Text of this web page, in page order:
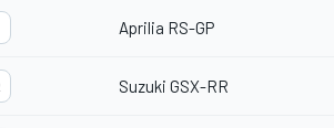
Aprilia RS-GP
Suzuki GSX-RR